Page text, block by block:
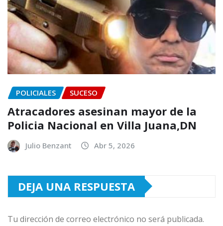
POLICIALES SUCESO
Atracadores asesinan mayor de la
Policia Nacional en Villa Juana,DN
Julio Benzant Abr 5, 2026
DEJA UNA RESPUESTA
Tu dirección de correo electrónico no será publicada.